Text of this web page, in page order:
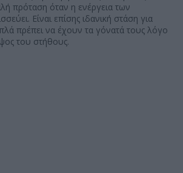
πρόταση όταν η ενέργεια των
Είναι επίσης ιδανική στάση για
πρέπει να έχουν τα γόνατά τους λόγο
του στήθους.